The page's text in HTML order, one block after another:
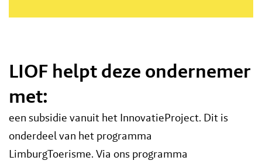
LIOF helpt deze ondernemer
met:
een subsidie vanuit het InnovatieProject. Dit is
onderdeel van het programma
LimburgToerisme. Via ons programma